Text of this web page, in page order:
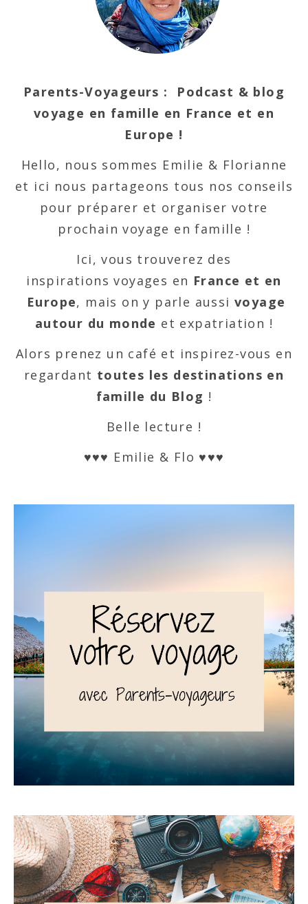
Parents-Voyageurs : Podcast & blog
voyage en famille en France et en
Europe !
Hello, nous sommes Emilie & Florianne
et ici nous partageons tous nos conseils
pour préparer et organiser votre
prochain voyage en famille !
Ici, vous trouverez des
inspirations voyages en France et en
Europe, mais on y parle aussi voyage
autour du monde et expatriation !
Alors prenez un café et inspirez-vous en
regardant toutes les destinations en
famille du Blog !
Belle lecture !
♥♥♥ Emilie & Flo ♥♥♥